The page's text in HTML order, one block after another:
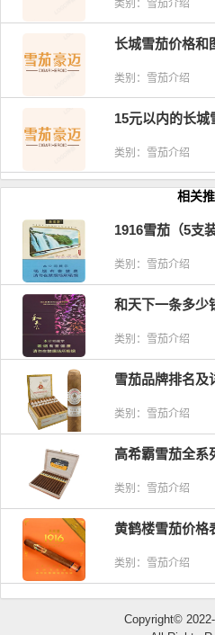
类别：雪茄介绍
长城雪茄价格和
类别：雪茄介绍
15元以内的长城
类别：雪茄介绍
相关
1916雪茄（5支
类别：雪茄介绍
和天下一条多少
类别：雪茄介绍
雪茄品牌排名及
类别：雪茄介绍
高希霸雪茄全系
类别：雪茄介绍
黄鹤楼雪茄价格
类别：雪茄介绍
Copyright©